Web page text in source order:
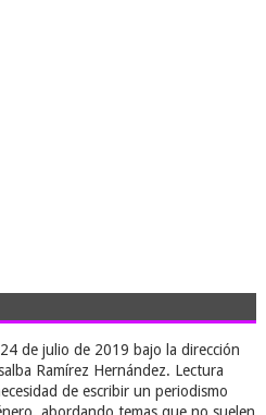
de julio de 2019 bajo la dirección
Ramírez Hernández. Lectura
de escribir un periodismo